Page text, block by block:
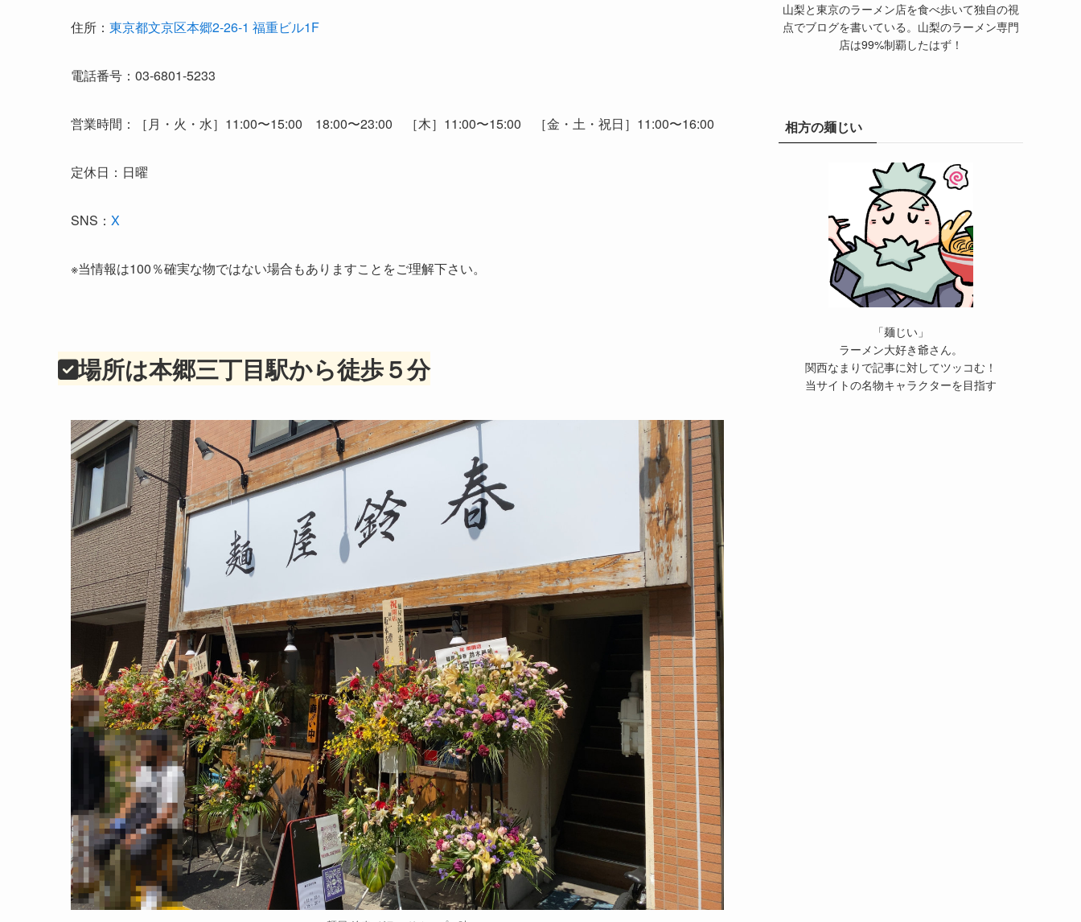
住所： 東京都文京区本郷2-26-1 福重ビル1F
電話番号：03-6801-5233
営業時間：［月・火・水］11:00〜15:00 18:00〜23:00 ［木］11:00〜15:00 ［金・土・祝日］11:00〜16:00
定休日：日曜
SNS： X
※当情報は100％確実な物ではない場合もありますことをご理解下さい。
場所は本郷三丁目駅から徒歩５分
山梨と東京のラーメン店を食べ歩いて独自の視
点でブログを書いている。山梨のラーメン専門
店は99%制覇したはず！
相方の麺じい
「麺じい」
ラーメン大好き爺さん。
関西なまりで記事に対してツッコむ！
当サイトの名物キャラクターを目指す